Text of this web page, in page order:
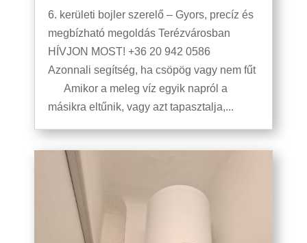
6. kerületi bojler szerelő – Gyors, precíz és
megbízható megoldás Terézvárosban
HÍVJON MOST! +36 20 942 0586
Azonnali segítség, ha csöpög vagy nem fűt
Amikor a meleg víz egyik napról a
másikra eltűnik, vagy azt tapasztalja,...